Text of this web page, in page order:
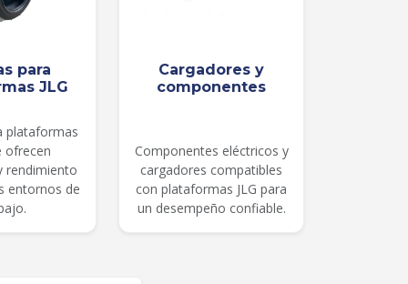
para
JLG
plataformas
ofrecen
rendimiento
entornos de
Cargadores y
componentes
Componentes eléctricos y
cargadores compatibles
con plataformas JLG para
un desempeño confiable.